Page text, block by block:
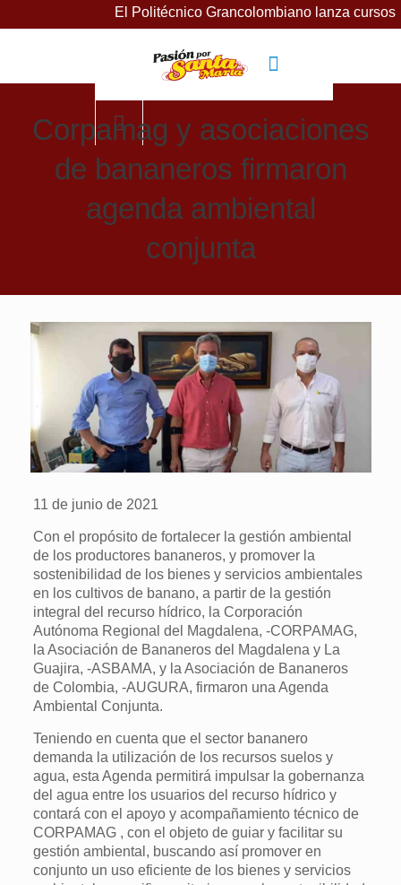
El Politécnico Grancolombiano lanza cursos gratuitos
Corpamag y asociaciones
de bananeros firmaron
agenda ambiental
conjunta
11 de junio de 2021
Con el propósito de fortalecer la gestión ambiental
de los productores bananeros, y promover la
sostenibilidad de los bienes y servicios ambientales
en los cultivos de banano, a partir de la gestión
integral del recurso hídrico, la Corporación
Autónoma Regional del Magdalena, -CORPAMAG,
la Asociación de Bananeros del Magdalena y La
Guajira, -ASBAMA, y la Asociación de Bananeros
de Colombia, -AUGURA, firmaron una Agenda
Ambiental Conjunta.
Teniendo en cuenta que el sector bananero
demanda la utilización de los recursos suelos y
agua, esta Agenda permitirá impulsar la gobernanza
del agua entre los usuarios del recurso hídrico y
contará con el apoyo y acompañamiento técnico de
CORPAMAG , con el objeto de guiar y facilitar su
gestión ambiental, buscando así promover en
conjunto un uso eficiente de los bienes y servicios